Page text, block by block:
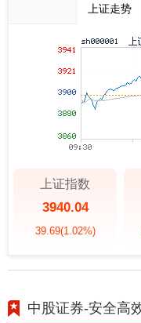
上证走势
上证指数
3940.04
39.69(1.02%)
中股证券-安全高